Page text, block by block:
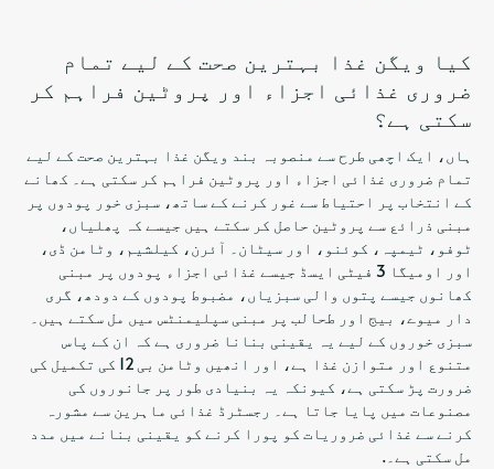
کیا ویگن غذا بہترین صحت کے لیے تمام
ضروری غذائی اجزاء اور پروٹین فراہم کر
سکتی ہے؟
ہاں، ایک اچھی طرح سے منصوبہ بند ویگن غذا بہترین صحت کے لیے
تمام ضروری غذائی اجزاء اور پروٹین فراہم کر سکتی ہے۔ کھانے
کے انتخاب پر احتیاط سے غور کرنے کے ساتھ، سبزی خور پودوں پر
مبنی ذرائع سے پروٹین حاصل کر سکتے ہیں جیسے کہ پھلیاں،
ٹوفو، ٹیمپہ، کوئنو، اور سیٹان۔ آئرن، کیلشیم، وٹامن ڈی،
اور اومیگا 3 فیٹی ایسڈ جیسے غذائی اجزاء پودوں پر مبنی
کھانوں جیسے پتوں والی سبزیاں، مضبوط پودوں کے دودھ، گری
دار میوے، بیج اور طحالب پر مبنی سپلیمنٹس میں مل سکتے ہیں۔
سبزی خوروں کے لیے یہ یقینی بنانا ضروری ہے کہ ان کے پاس
متنوع اور متوازن غذا ہے، اور انھیں وٹامن بی 12 کی تکمیل کی
ضرورت پڑ سکتی ہے، کیونکہ یہ بنیادی طور پر جانوروں کی
مصنوعات میں پایا جاتا ہے۔ رجسٹرڈ غذائی ماہرین سے مشورہ
کرنے سے غذائی ضروریات کو پورا کرنے کو یقینی بنانے میں مدد
مل سکتی ہے۔.